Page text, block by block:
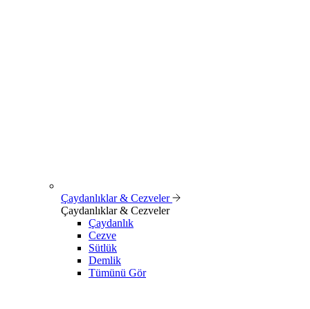
Çaydanlıklar & Cezveler
Çaydanlıklar & Cezveler
Çaydanlık
Cezve
Sütlük
Demlik
Tümünü Gör